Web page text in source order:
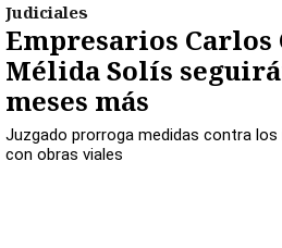
Judiciales
Empresarios Carlos
Mélida Solís
meses más
Juzgado prorroga medidas contra
con obras viales